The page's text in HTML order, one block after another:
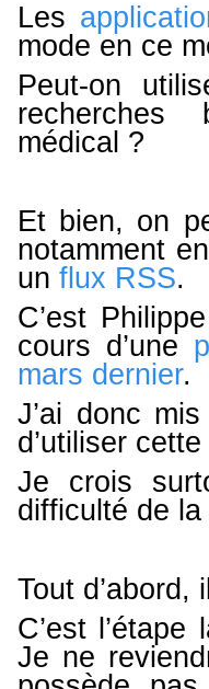
Les
mode en ce
Peut-on
recherches
médical ?
Et bien, on
notamment
un flux RSS.
C’est
cours d’une
mars dernier.
J’ai donc
d’utiliser
Je crois
difficulté de
Tout
C’est
Je ne